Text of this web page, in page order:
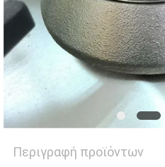
Περιγραφή προϊόντων